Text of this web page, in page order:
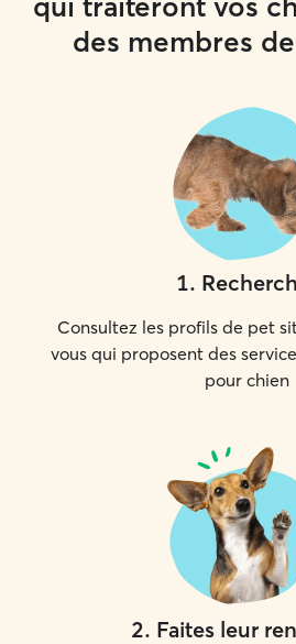
des membres
1.
Consultez les profils de pet
vous qui proposent des
pour chien
2. Faites leur